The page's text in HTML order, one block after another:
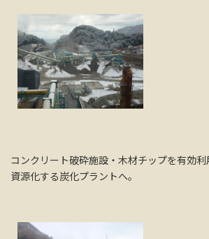
コンクリート破砕施設・木材チップを有効
資源化する炭化プラントへ。